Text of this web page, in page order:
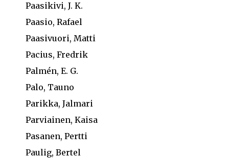
Paasikivi, J. K.
Paasio, Rafael
Paasivuori, Matti
Pacius, Fredrik
Palmén, E. G.
Palo, Tauno
Parikka, Jalmari
Parviainen, Kaisa
Pasanen, Pertti
Paulig, Bertel